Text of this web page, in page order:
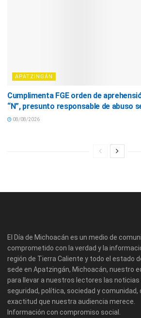
APATZINGÁN
Cumplimenta FGE orden de
“N”, presunto responsable de abuso
08/08/2026
El Día de Michoacán es un medio de
comprometido con la verdad y la
región de Tierra Caliente y todo el estado
sede en Apatzingán, Michoacán, nuestro
para llevar a nuestros lectores las
seguridad, política, sociedad y comunidad,
exactitud que nuestra audiencia merece.
Información con compromiso social.